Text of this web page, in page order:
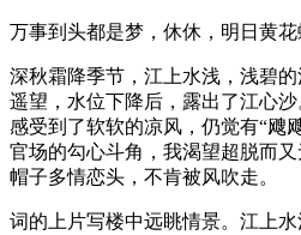
万事到头都是梦，休休，明日黄花
深秋霜降季节，江上水浅，浅碧
遥望，水位下降后，露出了江心
感受到了软软的凉风，仍觉有“飕
官场的勾心斗角，我渴望超脱而
帽子多情恋头，不肯被风吹走。
词的上片写楼中远眺情景。江上